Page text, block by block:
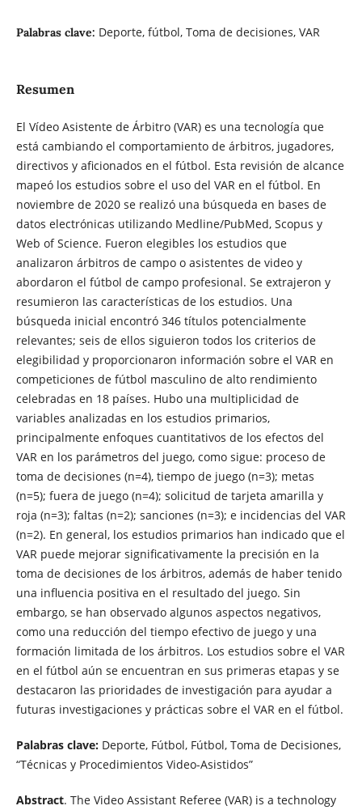
Palabras clave: Deporte, fútbol, Toma de decisiones, VAR
Resumen
El Vídeo Asistente de Árbitro (VAR) es una tecnología que
está cambiando el comportamiento de árbitros, jugadores,
directivos y aficionados en el fútbol. Esta revisión de alcance
mapeó los estudios sobre el uso del VAR en el fútbol. En
noviembre de 2020 se realizó una búsqueda en bases de
datos electrónicas utilizando Medline/PubMed, Scopus y
Web of Science. Fueron elegibles los estudios que
analizaron árbitros de campo o asistentes de video y
abordaron el fútbol de campo profesional. Se extrajeron y
resumieron las características de los estudios. Una
búsqueda inicial encontró 346 títulos potencialmente
relevantes; seis de ellos siguieron todos los criterios de
elegibilidad y proporcionaron información sobre el VAR en
competiciones de fútbol masculino de alto rendimiento
celebradas en 18 países. Hubo una multiplicidad de
variables analizadas en los estudios primarios,
principalmente enfoques cuantitativos de los efectos del
VAR en los parámetros del juego, como sigue: proceso de
toma de decisiones (n=4), tiempo de juego (n=3); metas
(n=5); fuera de juego (n=4); solicitud de tarjeta amarilla y
roja (n=3); faltas (n=2); sanciones (n=3); e incidencias del VAR
(n=2). En general, los estudios primarios han indicado que el
VAR puede mejorar significativamente la precisión en la
toma de decisiones de los árbitros, además de haber tenido
una influencia positiva en el resultado del juego. Sin
embargo, se han observado algunos aspectos negativos,
como una reducción del tiempo efectivo de juego y una
formación limitada de los árbitros. Los estudios sobre el VAR
en el fútbol aún se encuentran en sus primeras etapas y se
destacaron las prioridades de investigación para ayudar a
futuras investigaciones y prácticas sobre el VAR en el fútbol.
Palabras clave:Deporte, Fútbol, ​​Fútbol, ​​Toma de Decisiones,
“Técnicas y Procedimientos Video-Asistidos”
Abstract. The Video Assistant Referee (VAR) is a technology